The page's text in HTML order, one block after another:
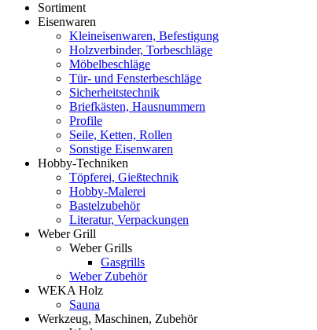
Sortiment
Eisenwaren
Kleineisenwaren, Befestigung
Holzverbinder, Torbeschläge
Möbelbeschläge
Tür- und Fensterbeschläge
Sicherheitstechnik
Briefkästen, Hausnummern
Profile
Seile, Ketten, Rollen
Sonstige Eisenwaren
Hobby-Techniken
Töpferei, Gießtechnik
Hobby-Malerei
Bastelzubehör
Literatur, Verpackungen
Weber Grill
Weber Grills
Gasgrills
Weber Zubehör
WEKA Holz
Sauna
Werkzeug, Maschinen, Zubehör